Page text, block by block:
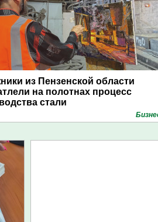
из Пензенской области
на полотнах процесс
стали